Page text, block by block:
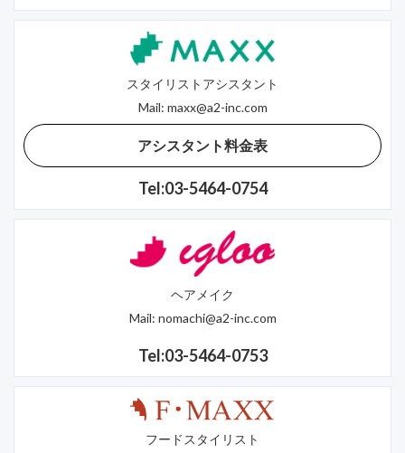
スタイリストアシスタント
Mail: maxx@a2-inc.com
アシスタント料金表
Tel:03-5464-0754
ヘアメイク
Mail: nomachi@a2-inc.com
Tel:03-5464-0753
フードスタイリスト